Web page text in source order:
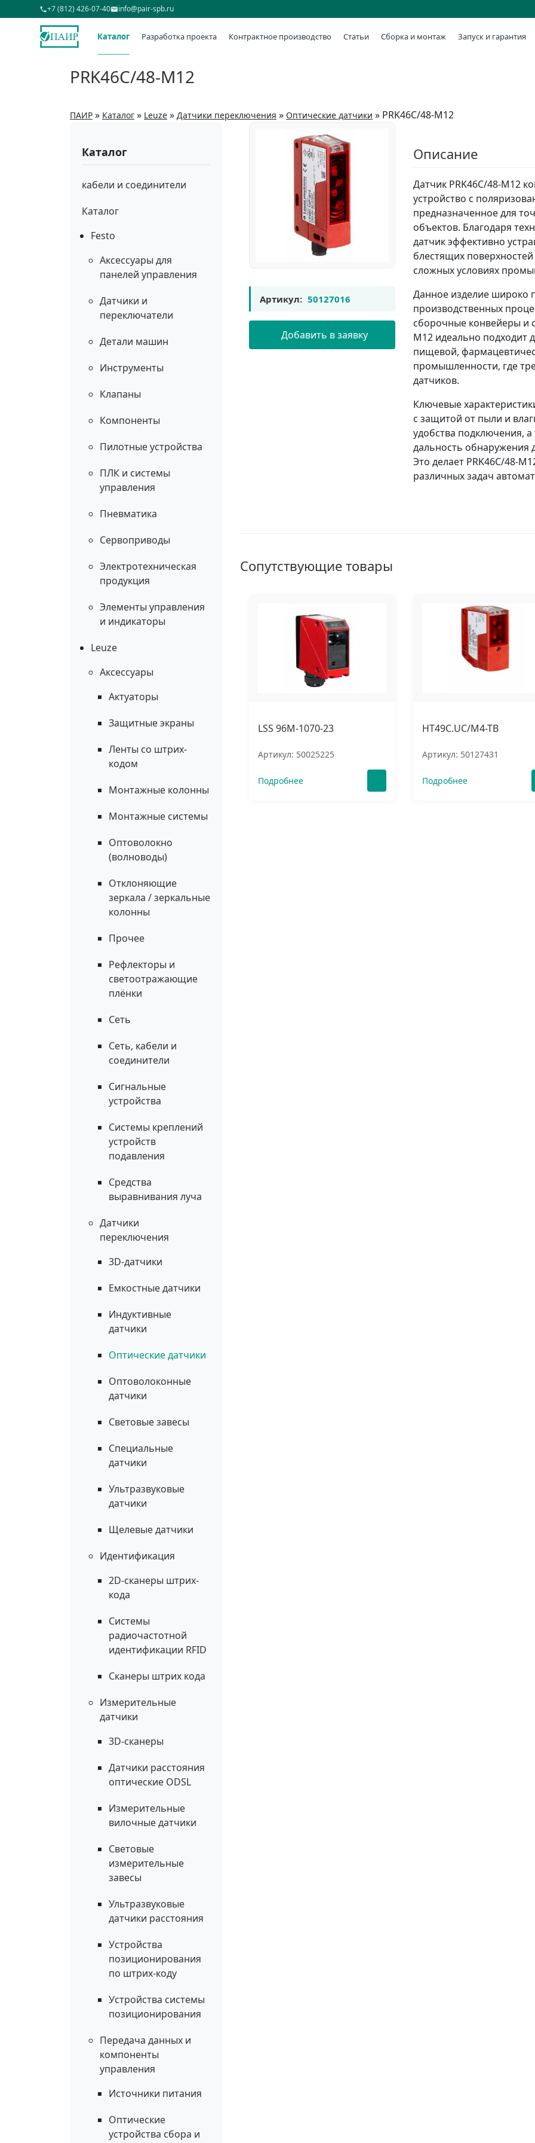
+7 (812) 426-07-40 info@pair-spb.ru
Каталог Разработка проекта Контрактное производство Статьи Сборка и монтаж Запуск и гарантия
PRK46C/48-M12
ПАИР » Каталог » Leuze » Датчики переключения » Оптические датчики » PRK46C/48-M12
Каталог
кабели и соединители
Каталог
Festo
Аксессуары для
панелей управления
Датчики и
переключатели
Детали машин
Инструменты
Клапаны
Компоненты
Пилотные устройства
ПЛК и системы
управления
Пневматика
Сервоприводы
Электротехническая
продукция
Элементы управления
и индикаторы
Leuze
Аксессуары
Актуаторы
Защитные экраны
Ленты со штрих-
кодом
Монтажные колонны
Монтажные системы
Оптоволокно
(волноводы)
Отклоняющие
зеркала / зеркальные
колонны
Прочее
Рефлекторы и
светоотражающие
плёнки
Сеть
Сеть, кабели и
соединители
Сигнальные
устройства
Системы креплений
устройств
подавления
Средства
выравнивания луча
Датчики
переключения
3D-датчики
Емкостные датчики
Индуктивные
датчики
Оптические датчики
Оптоволоконные
датчики
Световые завесы
Специальные
датчики
Ультразвуковые
датчики
Щелевые датчики
Идентификация
2D-сканеры штрих-
кода
Системы
радиочастотной
идентификации RFID
Сканеры штрих кода
Измерительные
датчики
3D-сканеры
Датчики расстояния
оптические ODSL
Измерительные
вилочные датчики
Световые
измерительные
завесы
Ультразвуковые
датчики расстояния
Устройства
позиционирования
по штрих-коду
Устройства системы
позиционирования
Передача данных и
компоненты
управления
Источники питания
Оптические
устройства сбора и
Артикул: 50127016
Добавить в заявку
Описание
Датчик PRK46C/48-M12
устройство с
предназначенное для
объектов. Благодаря
датчик эффективно
блестящих
сложных условиях
Данное изделие широко
производственных
сборочные конвейеры и
M12 идеально подходит
пищевой,
промышленности, где
датчиков.
Ключевые
с защитой от пыли и
удобства подключения,
дальность обнаружения
Это делает PRK46C/48-
различных задач
Сопутствующие товары
LSS 96M-1070-23
Артикул: 50025225
Подробнее
HT49C.UC/M4-TB
Артикул: 50127431
Подробнее